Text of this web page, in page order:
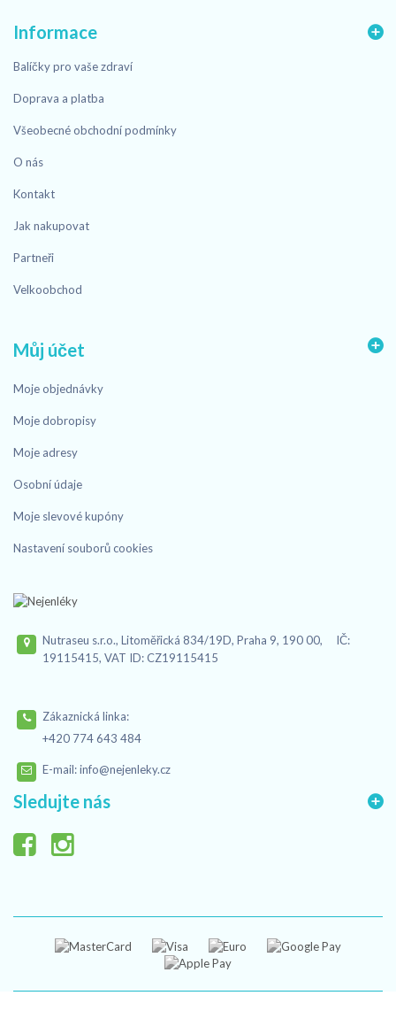
Informace
Balíčky pro vaše zdraví
Doprava a platba
Všeobecné obchodní podmínky
O nás
Kontakt
Jak nakupovat
Partneři
Velkoobchod
Můj účet
Moje objednávky
Moje dobropisy
Moje adresy
Osobní údaje
Moje slevové kupóny
Nastavení souborů cookies
Nutraseu s.r.o., Litoměřická 834/19D, Praha 9, 190 00, IČ:
19115415, VAT ID: CZ19115415
Zákaznická linka:
+420 774 643 484
E-mail:info@nejenleky.cz
Sledujte nás